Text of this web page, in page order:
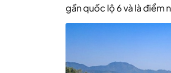
gần quốc lộ 6 và là điểm